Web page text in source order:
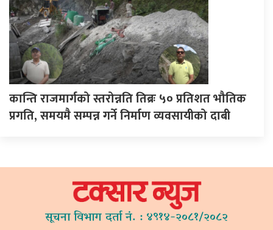
कान्ति राजमार्गको स्तरोन्नति तिब्रः ५० प्रतिशत भौतिक
प्रगति, समयमै सम्पन्न गर्ने निर्माण व्यवसायीको दाबी
सूचना विभाग दर्ता नं. : ४९१४-२०८१/२०८२